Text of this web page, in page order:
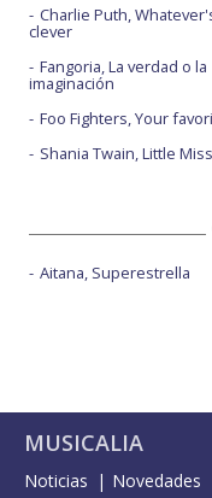
Charlie Puth,
clever
Fangoria, La verdad o la
imaginación
Foo Fighters, Your
Shania Twain, Little
Aitana, Superestrella
MUSICALIA
Noticias Novedades